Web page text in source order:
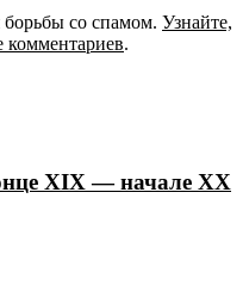
борьбы со спамом. Узнайте,
комментариев.
XIX — начале XX